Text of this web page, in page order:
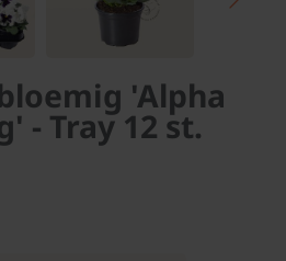
'Alpha
- Tray 12 st.